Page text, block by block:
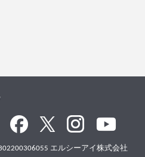
エルシーアイ株式会社